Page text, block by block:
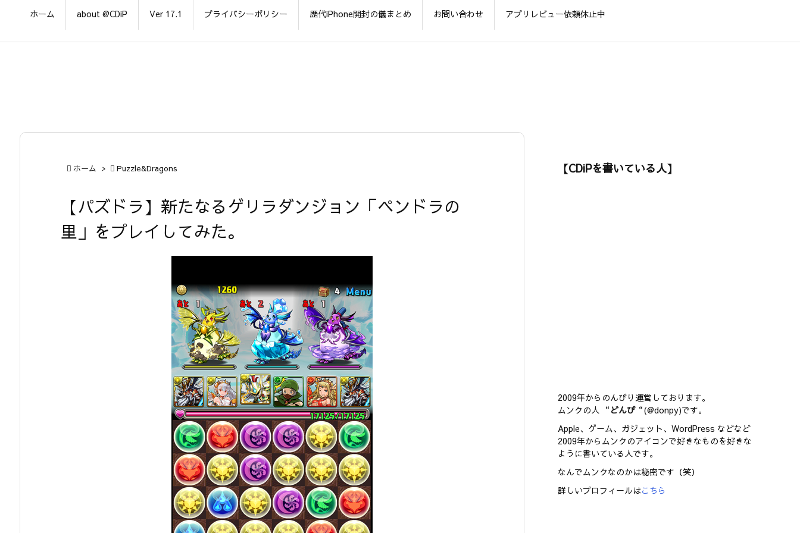
ホーム about @CDiP Ver 17.1 プライバシーポリシー 歴代iPhone開封の儀まとめ お問い合わせ アプリレビュー依頼休止中
 ホーム >  Puzzle&Dragons
【パズドラ】新たなるゲリラダンジョン「ペンドラの
里」をプレイしてみた。
【CDiPを書いている人】
2009年からのんびり運営しております。
ムンクの人 “ どんぴ“(@donpy)です。
Apple、ゲーム、ガジェット、WordPress などなど
2009年からムンクのアイコンで好きなものを好きな
ように書いている人です。
なんでムンクなのかは秘密です（笑）
詳しいプロフィールはこちら